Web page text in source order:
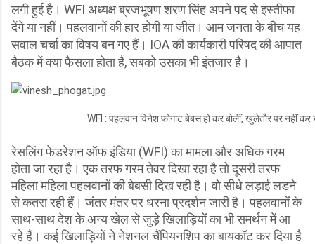
लगी हुई है। WFI अध्यक्ष ब्रजभूषण शरण सिंह अपने पद से इस्तीफा
देंगे या नहीं। पहलवानों की हार होगी या जीत। आम जनता के बीच यह
सवाल चर्चा का विषय बन गए हैं। IOA की कार्यकारी परिषद की आपात
बैठक में क्या फैसला होता है, सबको उसका भी इंतजार है।
WFI : पहलवान विनेश फोगाट बेबस हो कर बोलीं, खुलेतौर पर नहीं
रेसलिंग फेडरेशन ऑफ इंडिया (WFI) का मामला और अधिक गरम
होता जा रहा है। एक तरफ गरम तेवर दिखा रहा है तो दूसरी तरफ
महिला महिला पहलवानों की बेबसी दिख रही है। वो सीधे लड़ाई लड़ने
से कतरा रही हैं। जंतर मंतर पर धरना प्रदर्शन जारी है। पहलवानों के
साथ-साथ देश के अन्य खेल से जुड़े खिलाड़ियों का भी समर्थन में आ
रहे हैं। कई खिलाड़ियों ने नेशनल चैंपियनशिप का बायकॉट कर दिया है